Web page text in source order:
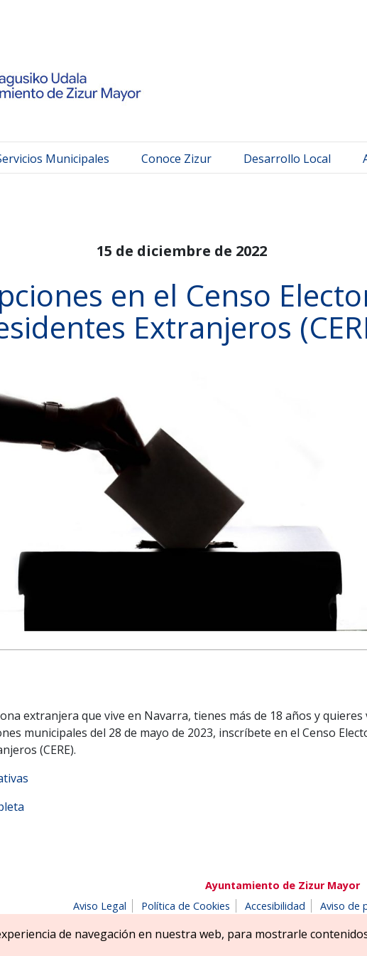
Municipales Conoce Zizur Desarrollo Local
15 de diciembre de 2022
en el Censo
Extranjeros
extranjera que vive en Navarra, tienes más de 18 años y quieres
municipales del 28 de mayo de 2023, inscríbete en el Censo
(CERE).
Ayuntamiento de Zizur Mayor
Aviso Legal
Política de Cookies Accesibilidad Aviso de
parkea, s/n | 31180 Zizur Mayor-Zizur Nagusia (NAVARRA-NAFARROA)
de navegación en nuestra web, para mostrarle